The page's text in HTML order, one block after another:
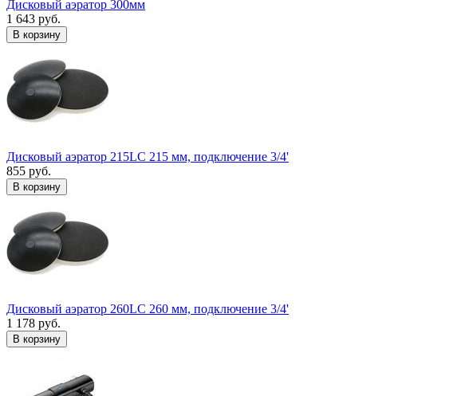
Дисковый аэратор 300мм
1 643 руб.
В корзину
Дисковый аэратор 215LC 215 мм, подключение 3/4'
855 руб.
В корзину
Дисковый аэратор 260LC 260 мм, подключение 3/4'
1 178 руб.
В корзину